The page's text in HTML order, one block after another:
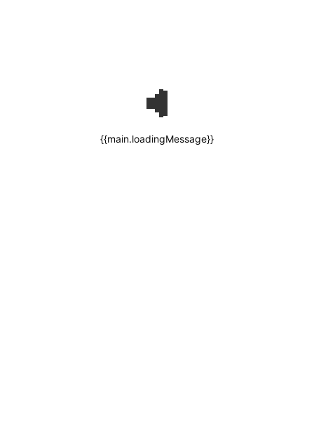
{{main.loadingMessage}}